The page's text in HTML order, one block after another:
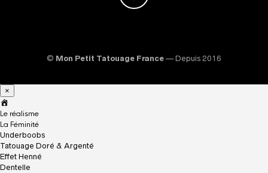
© Mon Petit Tatouage France — Depuis 2016
×
c
c
u
e
i
l
Le réalisme
La Féminité
Underboobs
Tatouage Doré & Argenté
Effet Henné
Dentelle